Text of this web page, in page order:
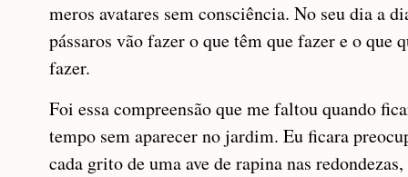
meros avatares sem consciência. No seu dia a
pássaros vão fazer o que têm que fazer e o que
fazer.
Foi essa compreensão que me faltou quando
tempo sem aparecer no jardim. Eu ficara
cada grito de uma ave de rapina nas redondezas,